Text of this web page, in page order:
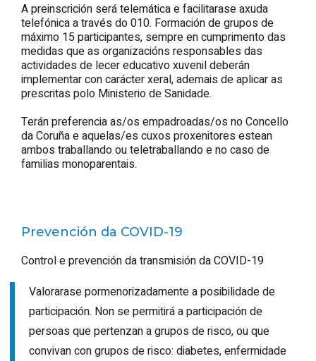
A preinscrición será telemática e facilitarase axuda
telefónica a través do 010. Formación de grupos de
máximo 15 participantes, sempre en cumprimento das
medidas que as organizacións responsables das
actividades de lecer educativo xuvenil deberán
implementar con carácter xeral, ademais de aplicar as
prescritas polo Ministerio de Sanidade.
Terán preferencia as/os empadroadas/os no Concello
da Coruña e aquelas/es cuxos proxenitores estean
ambos traballando ou teletraballando e no caso de
familias monoparentais.
Prevención da COVID-19
Control e prevención da transmisión da COVID-19
Valorarase pormenorizadamente a posibilidade de
participación. Non se permitirá a participación de
persoas que pertenzan a grupos de risco, ou que
convivan con grupos de risco: diabetes, enfermidade